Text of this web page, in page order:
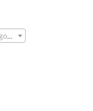
Selecciona una categoría